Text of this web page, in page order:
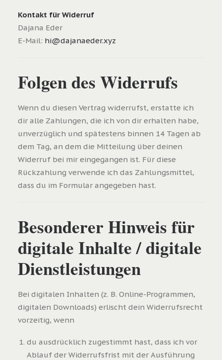
Kontakt für Widerruf
Dajana Eder
E-Mail: hi@dajanaeder.xyz
Folgen des Widerrufs
Wenn du diesen Vertrag widerrufst, erstatte ich
dir alle Zahlungen, die ich von dir erhalten habe,
unverzüglich und spätestens binnen 14 Tagen ab
dem Tag, an dem die Mitteilung über deinen
Widerruf bei mir eingegangen ist. Für diese
Rückzahlung verwende ich das Zahlungsmittel,
dass du im Formular angegeben hast.
Besonderer Hinweis für
digitale Inhalte / digitale
Dienstleistungen
Bei digitalen Inhalten (z. B. Online-Programmen,
digitalen Downloads) erlischt dein Widerrufsrecht
vorzeitig, wenn
du ausdrücklich zugestimmt hast, dass ich vor
Ablauf der Widerrufsfrist mit der Ausführung